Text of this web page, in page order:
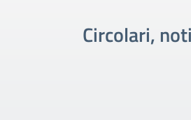
Circolari,